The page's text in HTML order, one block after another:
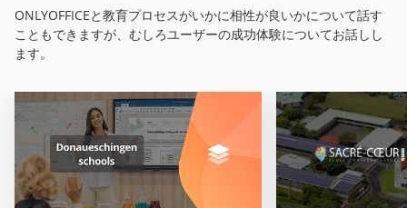
ONLYOFFICEと教育プロセスがいかに相性が良いかについて話す
こともできますが、むしろユーザーの成功体験についてお話しし
ます。